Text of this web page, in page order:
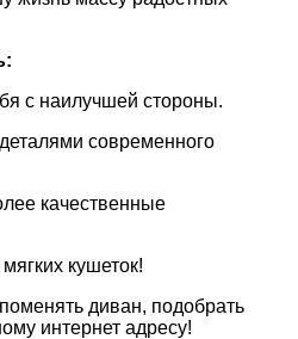
с наилучшей стороны.
современного
качественные
кушеток!
диван, подобрать
интернет адресу!